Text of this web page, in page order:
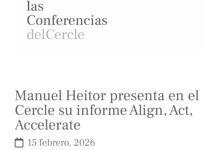
Manuel Heitor presenta en el
Cercle su informe Align, Act,
Accelerate
15 febrero, 2026